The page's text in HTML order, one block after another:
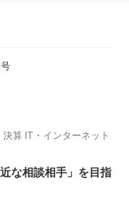
決算 IT・インターネット
な相談相手」を目指